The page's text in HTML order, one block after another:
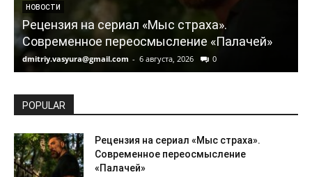
НОВОСТИ
Рецензия на сериал «Мыс страха».
Современное переосмысление «Палачей»
dmitriy.vasyura@gmail.com - 6 августа, 2026 0
POPULAR
Рецензия на сериал «Мыс страха».
Современное переосмысление
«Палачей»